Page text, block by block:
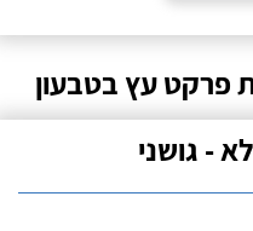
פרקט עץ בטבעון
- גושני